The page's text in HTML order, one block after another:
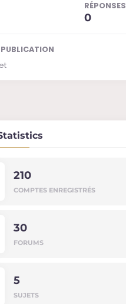
RÉPONSES
0
PUBLICATION
210
COMPTES ENREGISTRÉS
30
FORUMS
5
SUJETS